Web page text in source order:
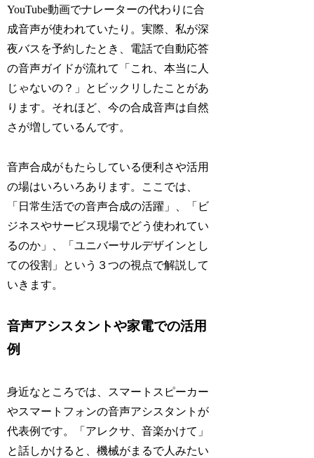
YouTube動画でナレーターの代わりに合
成音声が使われていたり。実際、私が深
夜バスを予約したとき、電話で自動応答
の音声ガイドが流れて「これ、本当に人
じゃないの？」とビックリしたことがあ
ります。それほど、今の合成音声は自然
さが増しているんです。
音声合成がもたらしている便利さや活用
の場はいろいろあります。ここでは、
「日常生活での音声合成の活躍」、「ビ
ジネスやサービス現場でどう使われてい
るのか」、「ユニバーサルデザインとし
ての役割」という３つの視点で解説して
いきます。
音声アシスタントや家電での活用
例
身近なところでは、スマートスピーカー
やスマートフォンの音声アシスタントが
代表例です。「アレクサ、音楽かけて」
と話しかけると、機械がまるで人みたい